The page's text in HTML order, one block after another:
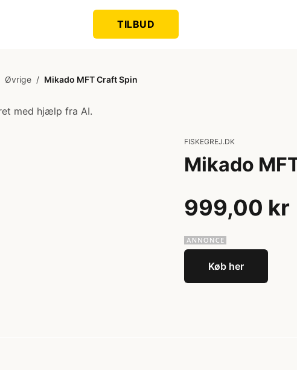
TILBUD
Øvrige / Mikado MFT Craft Spin
med hjælp fra AI.
FISKEGREJ.DK
Mikado
999,00 kr
Køb her